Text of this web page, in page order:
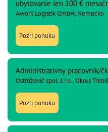
ubytovanie len 100 €
Awork Logistik GmbH, Nemecko
Pozri ponuku
Administratívny pracovník/
Ostrožovič spol. s r.o., Okres
Pozri ponuku